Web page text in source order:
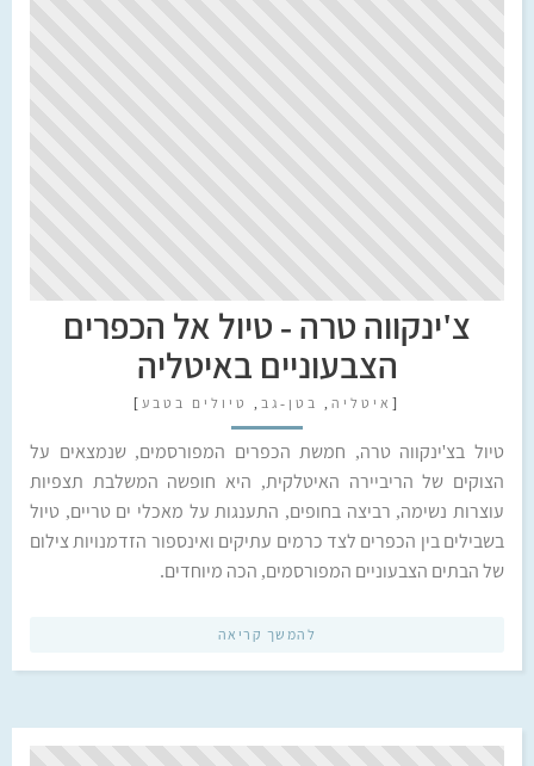
צ'ינקווה טרה - טיול אל הכפרים
הצבעוניים באיטליה
[ איטליה , בטן-גב , טיולים בטבע ]
טיול בצ'ינקווה טרה, חמשת הכפרים המפורסמים, שנמצאים על
הצוקים של הריביירה האיטלקית, היא חופשה המשלבת תצפיות
עוצרות נשימה, רביצה בחופים, התענגות על מאכלי ים טריים, טיול
בשבילים בין הכפרים לצד כרמים עתיקים ואינספור הזדמנויות צילום
של הבתים הצבעוניים המפורסמים, הכה מיוחדים.
להמשך קריאה